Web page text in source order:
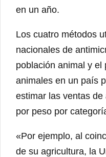
en un año.
Los cuatro métodos
nacionales de
población animal y el
animales en un país
estimar las ventas
por peso por
«Por ejemplo, al
de su agricultura, la